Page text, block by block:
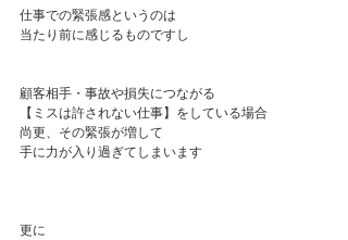
仕事での緊張感というのは
当たり前に感じるものですし
顧客相手・事故や損失につながる
【ミスは許されない仕事】をしている場合
尚更、その緊張が増して
手に力が入り過ぎてしまいます
更に